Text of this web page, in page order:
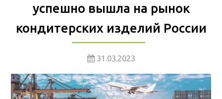
успешно вышла на рынок
кондитерских изделий России
31.03.2023